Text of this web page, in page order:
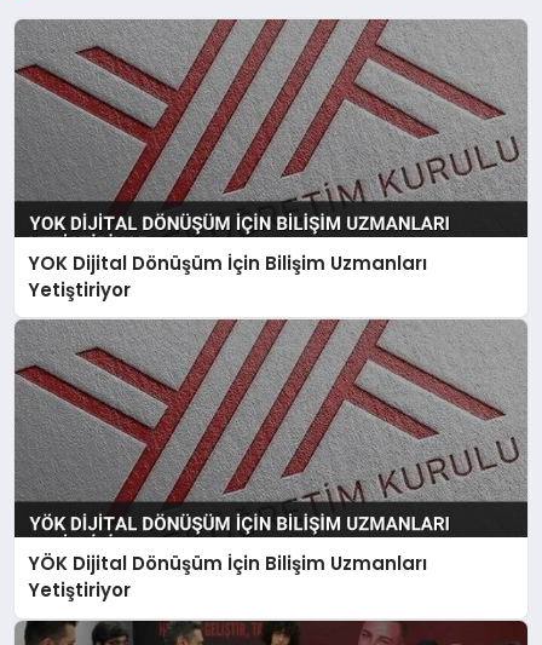
YOK Dijital Dönüşüm İçin Bilişim Uzmanları
Yetiştiriyor
YÖK Dijital Dönüşüm İçin Bilişim Uzmanları
Yetiştiriyor